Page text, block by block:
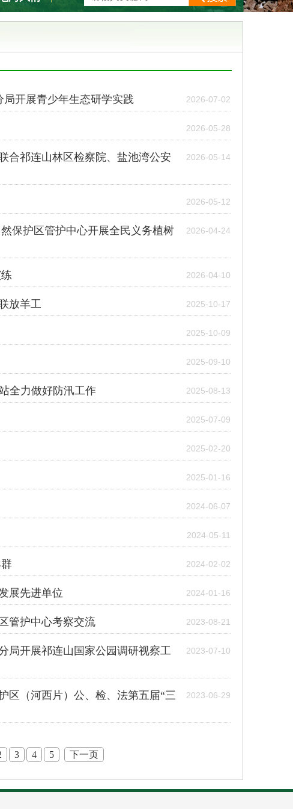
2026-07-02
开展青少年生态研学实践
2026-05-28
2026-05-14
祁连山林区检察院、盐池湾公安
2026-05-12
2026-04-24
护区管护中心开展全民义务植树
2026-04-10
2025-10-17
放羊工
2025-10-09
2025-09-10
2025-08-13
全力做好防汛工作
2025-07-09
2025-02-20
2025-01-16
2024-06-07
2024-05-11
2024-02-02
2024-01-16
展先进单位
2023-08-21
管护中心考察交流
2023-07-10
局开展祁连山国家公园调研视察工
2023-06-29
区（河西片）公、检、法第五届“三
3 4 5 下一页